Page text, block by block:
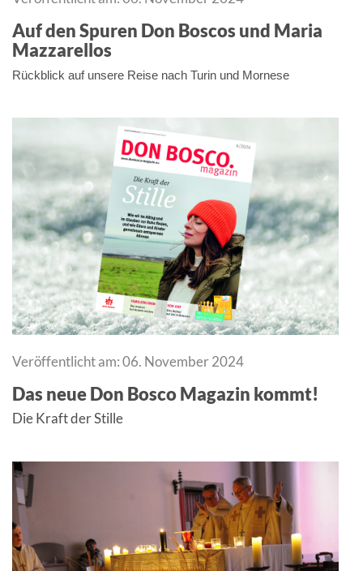
Auf den Spuren Don Boscos und Maria
Mazzarellos
Rückblick auf unsere Reise nach Turin und Mornese
Veröffentlicht am: 06. November 2024
Das neue Don Bosco Magazin kommt!
Die Kraft der Stille